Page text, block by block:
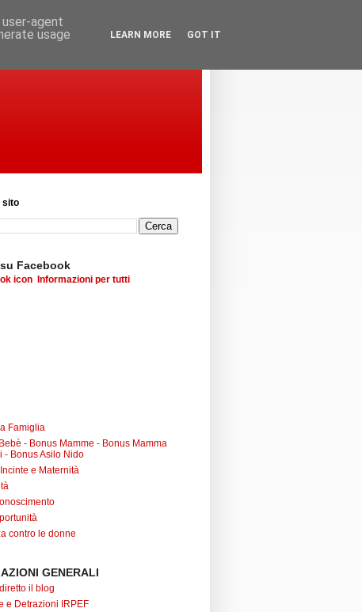
sito
Facebook
Informazioni per tutti
Famiglia
- Bonus Mamme - Bonus Mamma
- Bonus Asilo Nido
e Maternità
contro le donne
GENERALI
il blog
e Detrazioni IRPEF
agent
usage
LEARN MORE GOT IT